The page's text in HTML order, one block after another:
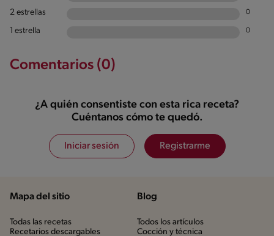
2 estrellas 0
1 estrella 0
Comentarios (0)
¿A quién consentiste con esta rica receta?
Cuéntanos cómo te quedó.
Iniciar sesión Registrarme
Mapa del sitio
Todas las recetas
Recetarios descargables
Blog
Todos los artículos
Cocción y técnica